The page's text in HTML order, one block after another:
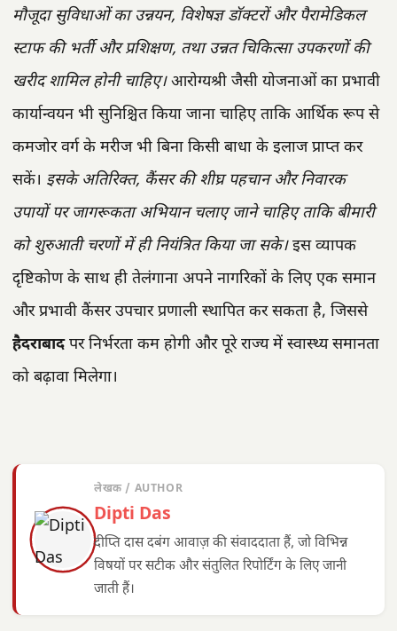
मौजूदा सुविधाओं का उन्नयन, विशेषज्ञ डॉक्टरों और पैरामेडिकल
स्टाफ की भर्ती और प्रशिक्षण, तथा उन्नत चिकित्सा उपकरणों की
खरीद शामिल होनी चाहिए।आरोग्यश्री जैसी योजनाओं का प्रभावी
कार्यान्वयन भी सुनिश्चित किया जाना चाहिए ताकि आर्थिक रूप से
कमजोर वर्ग के मरीज भी बिना किसी बाधा के इलाज प्राप्त कर
सकें। इसके अतिरिक्त, कैंसर की शीघ्र पहचान और निवारक
उपायों पर जागरूकता अभियान चलाए जाने चाहिए ताकि बीमारी
को शुरुआती चरणों में ही नियंत्रित किया जा सके।इस व्यापक
दृष्टिकोण के साथ ही तेलंगाना अपने नागरिकों के लिए एक समान
और प्रभावी कैंसर उपचार प्रणाली स्थापित कर सकता है, जिससे
हैदराबादपर निर्भरता कम होगी और पूरे राज्य में स्वास्थ्य समानता
को बढ़ावा मिलेगा।
लेखक / AUTHOR
Dipti Das
दीप्ति दास दबंग आवाज़ की संवाददाता हैं, जो विभिन्न
विषयों पर सटीक और संतुलित रिपोर्टिंग के लिए जानी
जाती हैं।